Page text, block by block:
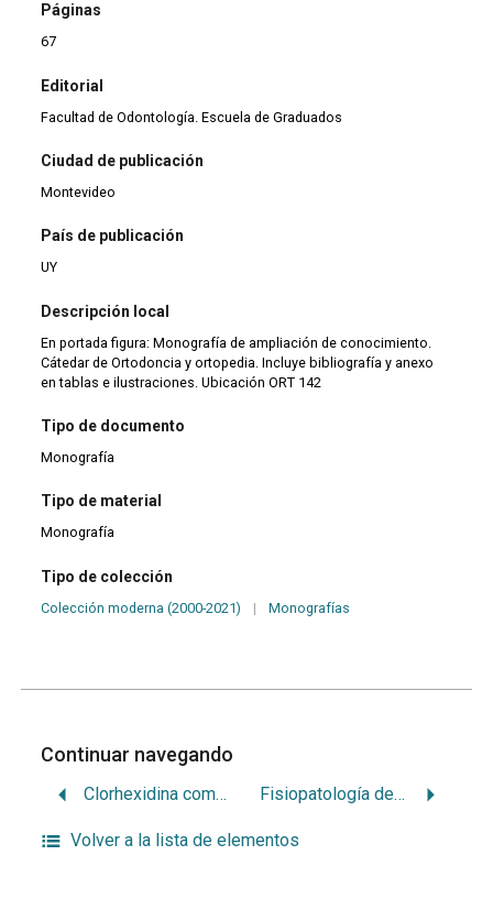
Páginas
67
Editorial
Facultad de Odontología. Escuela de Graduados
Ciudad de publicación
Montevideo
País de publicación
UY
Descripción local
En portada figura: Monografía de ampliación de conocimiento.
Cátedar de Ortodoncia y ortopedia. Incluye bibliografía y anexo
en tablas e ilustraciones. Ubicación ORT 142
Tipo de documento
Monografía
Tipo de material
Monografía
Tipo de colección
Colección moderna (2000-2021) | Monografías
Continuar navegando
Clorhexidina como desinfectante de los conductos radiculares Fisiopatología de la termorregulación y la fiebre
Volver a la lista de elementos